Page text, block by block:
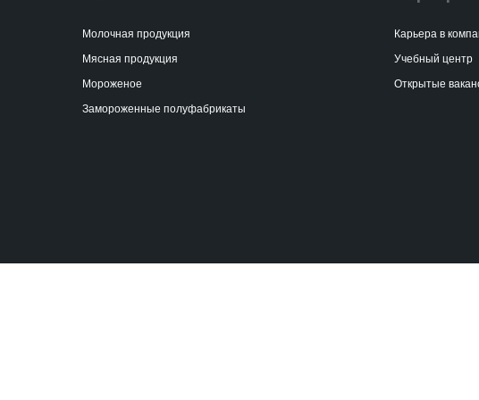
Молочная продукция
Мясная продукция
Мороженое
Замороженные полуфабрикаты
Карьера в
Учебный центр
Открытые